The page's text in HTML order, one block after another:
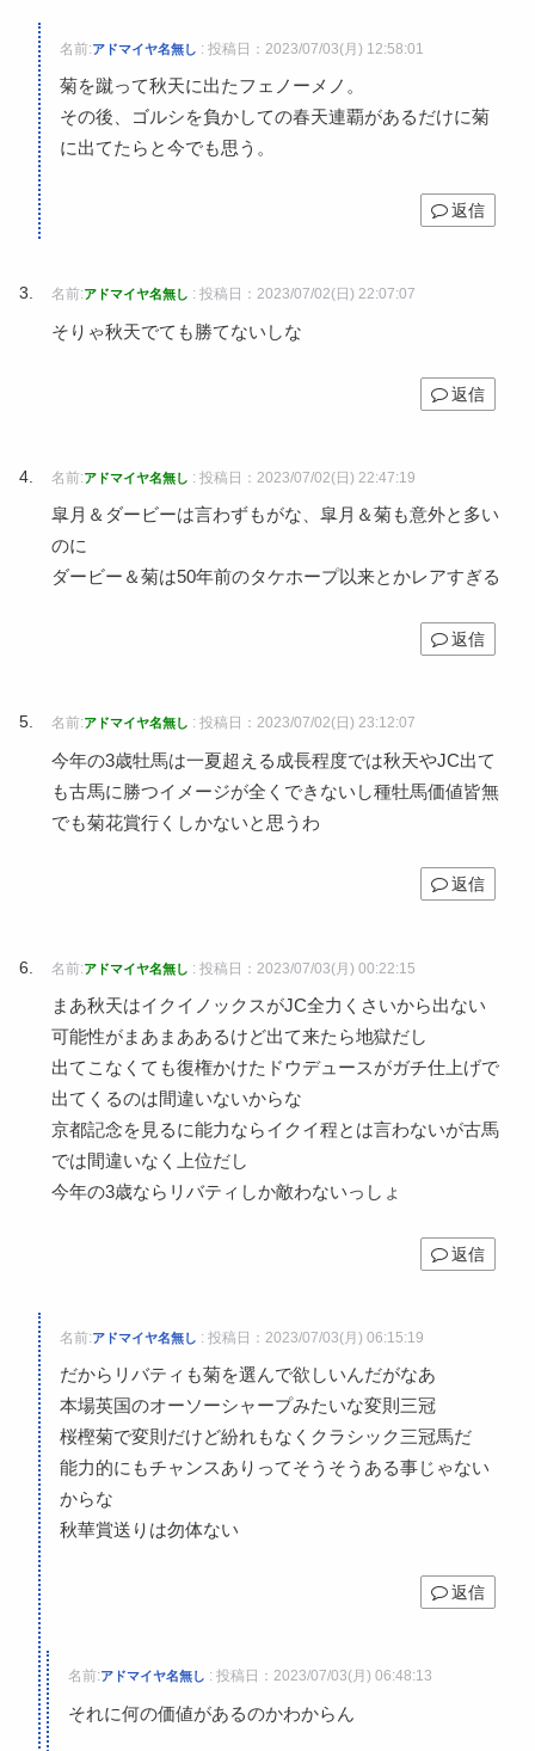
名前:アドマイヤ名無し : 投稿日：2023/07/03(月) 12:58:01
菊を蹴って秋天に出たフェノーメノ。
その後、ゴルシを負かしての春天連覇があるだけに菊
に出てたらと今でも思う。
返信
名前:アドマイヤ名無し : 投稿日：2023/07/02(日) 22:07:07
そりゃ秋天でても勝てないしな
返信
名前:アドマイヤ名無し : 投稿日：2023/07/02(日) 22:47:19
皐月＆ダービーは言わずもがな、皐月＆菊も意外と多い
のに
ダービー＆菊は50年前のタケホープ以来とかレアすぎる
返信
名前:アドマイヤ名無し : 投稿日：2023/07/02(日) 23:12:07
今年の3歳牡馬は一夏超える成長程度では秋天やJC出て
も古馬に勝つイメージが全くできないし種牡馬価値皆無
でも菊花賞行くしかないと思うわ
返信
名前:アドマイヤ名無し : 投稿日：2023/07/03(月) 00:22:15
まあ秋天はイクイノックスがJC全力くさいから出ない
可能性がまあまああるけど出て来たら地獄だし
出てこなくても復権かけたドウデュースがガチ仕上げで
出てくるのは間違いないからな
京都記念を見るに能力ならイクイ程とは言わないが古馬
では間違いなく上位だし
今年の3歳ならリバティしか敵わないっしょ
返信
名前:アドマイヤ名無し : 投稿日：2023/07/03(月) 06:15:19
だからリバティも菊を選んで欲しいんだがなあ
本場英国のオーソーシャープみたいな変則三冠
桜樫菊で変則だけど紛れもなくクラシック三冠馬だ
能力的にもチャンスありってそうそうある事じゃない
からな
秋華賞送りは勿体ない
返信
名前:アドマイヤ名無し : 投稿日：2023/07/03(月) 06:48:13
それに何の価値があるのかわからん